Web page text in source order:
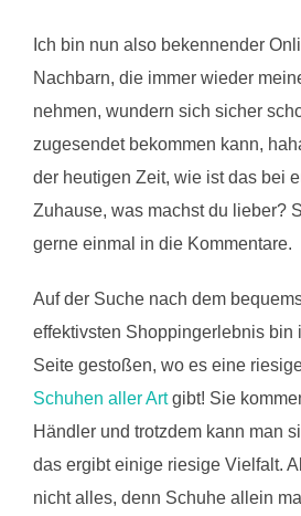
Ich bin nun also bekennender
Nachbarn, die immer wieder
nehmen, wundern sich sicher
zugesendet bekommen kann,
der heutigen Zeit, wie ist das bei
Zuhause, was machst du lieber?
gerne einmal in die Kommentare.
Auf der Suche nach dem
effektivsten Shoppingerlebnis bin
Seite gestoßen, wo es eine
Schuhen aller Artgibt! Sie
Händler und trotzdem kann man
das ergibt einige riesige Vielfalt.
nicht alles, denn Schuhe allein